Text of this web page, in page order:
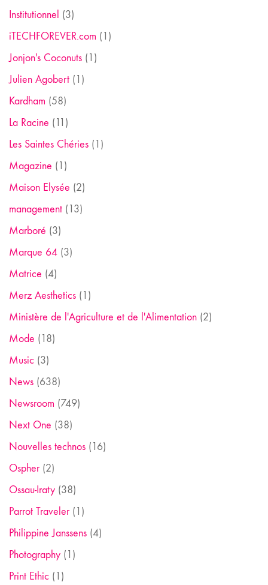
Institutionnel (3)
iTECHFOREVER.com (1)
Jonjon's Coconuts (1)
Julien Agobert (1)
Kardham (58)
La Racine (11)
Les Saintes Chéries (1)
Magazine (1)
Maison Elysée (2)
management (13)
Marboré (3)
Marque 64 (3)
Matrice (4)
Merz Aesthetics (1)
Ministère de l'Agriculture et de l'Alimentation (2)
Mode (18)
Music (3)
News (638)
Newsroom (749)
Next One (38)
Nouvelles technos (16)
Ospher(2)
Ossau-Iraty (38)
Parrot Traveler(1)
Philippine Janssens (4)
Photography (1)
Print Ethic (1)